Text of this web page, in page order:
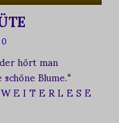
0
hört man
Blume.“
E I T E R L E S E